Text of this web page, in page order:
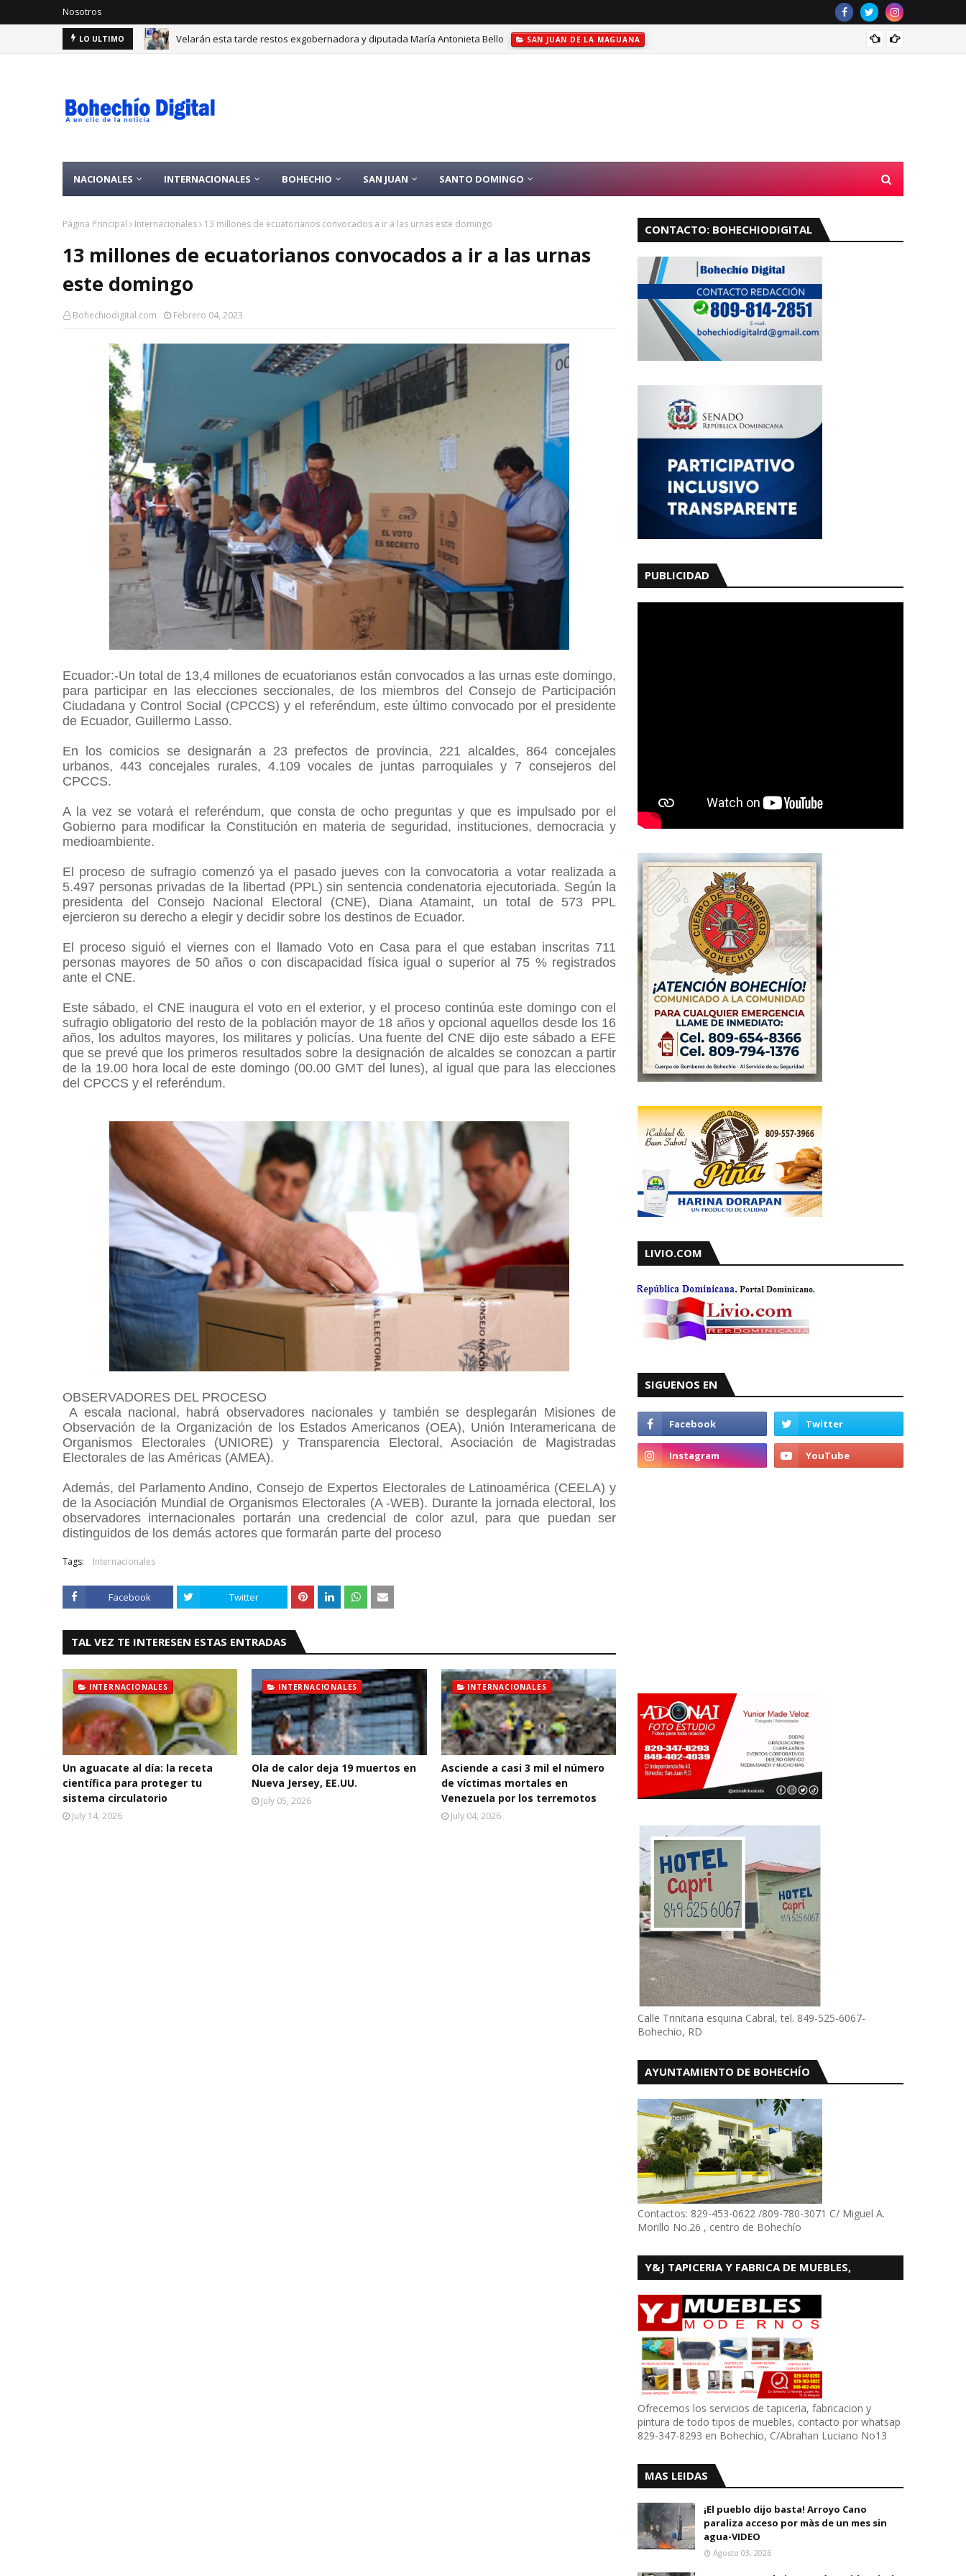
Nosotros
LO ULTIMO Velarán esta tarde restos exgobernadora y diputada María Antonieta Bello SAN JUAN DE LA MAGUANA
NACIONALES INTERNACIONALES BOHECHIO SAN JUAN SANTO DOMINGO
Página Principal Internacionales 13 millones de ecuatorianos convocados a ir a las urnas este domingo
13 millones de ecuatorianos convocados a ir a las urnas
este domingo
Bohechiodigital.com Febrero 04, 2023
Ecuador:-Un total de 13,4 millones de ecuatorianos están convocados a las urnas este domingo,
para participar en las elecciones seccionales, de los miembros del Consejo de Participación
Ciudadana y Control Social (CPCCS) y el referéndum, este último convocado por el presidente
de Ecuador, Guillermo Lasso.
En los comicios se designarán a 23 prefectos de provincia, 221 alcaldes, 864 concejales
urbanos, 443 concejales rurales, 4.109 vocales de juntas parroquiales y 7 consejeros del
CPCCS.
A la vez se votará el referéndum, que consta de ocho preguntas y que es impulsado por el
Gobierno para modificar la Constitución en materia de seguridad, instituciones, democracia y
medioambiente.
El proceso de sufragio comenzó ya el pasado jueves con la convocatoria a votar realizada a
5.497 personas privadas de la libertad (PPL) sin sentencia condenatoria ejecutoriada. Según la
presidenta del Consejo Nacional Electoral (CNE), Diana Atamaint, un total de 573 PPL
ejercieron su derecho a elegir y decidir sobre los destinos de Ecuador.
El proceso siguió el viernes con el llamado Voto en Casa para el que estaban inscritas 711
personas mayores de 50 años o con discapacidad física igual o superior al 75 % registrados
ante el CNE.
Este sábado, el CNE inaugura el voto en el exterior, y el proceso continúa este domingo con el
sufragio obligatorio del resto de la población mayor de 18 años y opcional aquellos desde los 16
años, los adultos mayores, los militares y policías. Una fuente del CNE dijo este sábado a EFE
que se prevé que los primeros resultados sobre la designación de alcaldes se conozcan a partir
de la 19.00 hora local de este domingo (00.00 GMT del lunes), al igual que para las elecciones
del CPCCS y el referéndum.
OBSERVADORES DEL PROCESO
A escala nacional, habrá observadores nacionales y también se desplegarán Misiones de
Observación de la Organización de los Estados Americanos (OEA), Unión Interamericana de
Organismos Electorales (UNIORE) y Transparencia Electoral, Asociación de Magistradas
Electorales de las Américas (AMEA).
Además, del Parlamento Andino, Consejo de Expertos Electorales de Latinoamérica (CEELA) y
de la Asociación Mundial de Organismos Electorales (A -WEB). Durante la jornada electoral, los
observadores internacionales portarán una credencial de color azul, para que puedan ser
distinguidos de los demás actores que formarán parte del proceso
Tags: Internacionales
Facebook Twitter
TAL VEZ TE INTERESEN ESTAS ENTRADAS
INTERNACIONALES
Un aguacate al día: la receta
científica para proteger tu
sistema circulatorio
July 14, 2026
INTERNACIONALES
Ola de calor deja 19 muertos en
Nueva Jersey, EE.UU.
July 05, 2026
INTERNACIONALES
Asciende a casi 3 mil el número
de víctimas mortales en
Venezuela por los terremotos
July 04, 2026
CONTACTO: BOHECHIODIGITAL
PUBLICIDAD
LIVIO.COM
SIGUENOS EN
Calle Trinitaria esquina Cabral, tel. 849-525-6067-
Bohechio, RD
AYUNTAMIENTO DE BOHECHÍO
Contactos: 829-453-0622 /809-780-3071 C/ Miguel A.
Morillo No.26 , centro de Bohechío
Y&J TAPICERIA Y FABRICA DE MUEBLES,
Ofrecemos los servicios de tapiceria, fabricacion y
pintura de todo tipos de muebles, contacto por whatsap
829-347-8293 en Bohechio, C/Abrahan Luciano No13
MAS LEIDAS
¡El pueblo dijo basta! Arroyo Cano
paraliza acceso por màs de un mes sin
agua-VIDEO
Agosto 03, 2026